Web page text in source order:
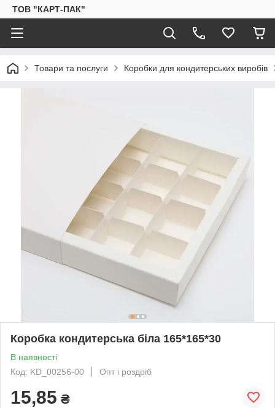
ТОВ "КАРТ-ПАК"
Товари та послуги Коробки для кондитерських виробів
Коробка кондитерська біла 165*165*30
В наявності
Код: KD_00256-00
Опт і роздріб
15,85 ₴